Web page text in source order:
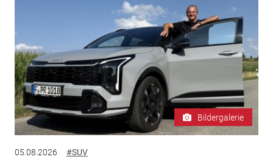
Bildergalerie
05.08.2026 #SUV